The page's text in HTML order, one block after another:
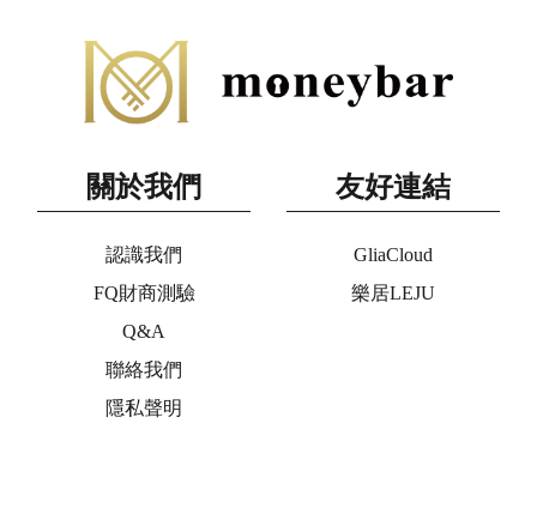
關於我們
認識我們
FQ財商測驗
Q&A
聯絡我們
隱私聲明
友好連結
GliaCloud
樂居LEJU